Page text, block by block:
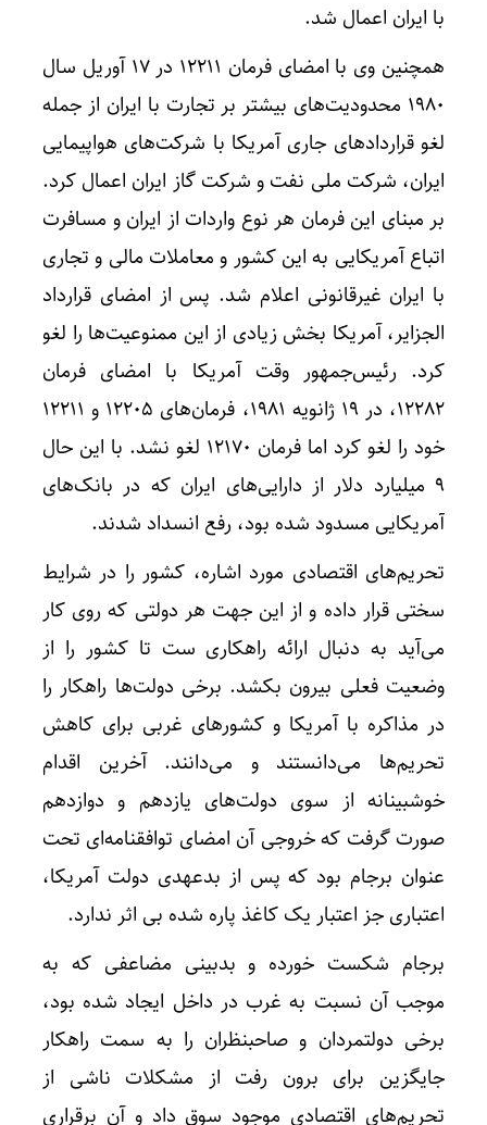
با ایران اعمال شد.
همچنین وی با امضای فرمان ۱۲۲۱۱ در ۱۷ آوریل سال
۱۹۸۰ محدودیت‌های بیشتر بر تجارت با ایران از جمله
لغو قراردادهای جاری آمریکا با شرکت‌های هواپیمایی
ایران، شرکت ملی نفت و شرکت گاز ایران اعمال کرد.
بر مبنای این فرمان هر نوع واردات از ایران و مسافرت
اتباع آمریکایی به این کشور و معاملات مالی و تجاری
با ایران غیرقانونی اعلام شد. پس از امضای قرارداد
الجزایر، آمریکا بخش زیادی از این ممنوعیت‌ها را لغو
کرد. رئیس‌جمهور وقت آمریکا با امضای فرمان
۱۲۲۸۲، در ۱۹ ژانویه ۱۹۸۱، فرمان‌های ۱۲۲۰۵ و ۱۲۲۱۱
خود را لغو کرد اما فرمان ۱۲۱۷۰ لغو نشد. با این حال
۹ میلیارد دلار از دارایی‌های ایران که در بانک‌های
آمریکایی مسدود شده بود، رفع انسداد شدند.
تحریم‌های اقتصادی مورد اشاره، کشور را در شرایط
سختی قرار داده و از این جهت هر دولتی که روی کار
می‌آید به دنبال ارائه راهکاری ست تا کشور را از
وضعیت فعلی بیرون بکشد. برخی دولت‌ها راهکار را
در مذاکره با آمریکا و کشورهای غربی برای کاهش
تحریم‌ها می‌دانستند و می‌دانند. آخرین اقدام
خوشبینانه از سوی دولت‌های یازدهم و دوازدهم
صورت گرفت که خروجی آن امضای توافقنامه‌ای تحت
عنوان برجام بود که پس از بدعهدی دولت آمریکا،
اعتباری جز اعتبار یک کاغذ پاره شده بی اثر ندارد.
برجام شکست خورده و بدبینی مضاعفی که به
موجب آن نسبت به غرب در داخل ایجاد شده بود،
برخی دولتمردان و صاحبنظران را به سمت راهکار
جایگزین برای برون رفت از مشکلات ناشی از
تحریم‌های اقتصادی موجود سوق داد و آن برقراری